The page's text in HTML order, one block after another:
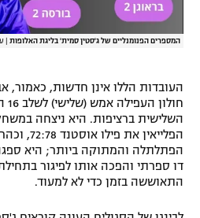
המספרים הפנומנליים של ג'סטין סמית' בליגת האלופות
העובדות הללו אינן חדשות, כאמור,
השלישית ברציפות. היא ניצחה
הפלייאין
דו ספרתי והפכה אותו לפיגור
התאוששה בזמן כדי לא למעוד.